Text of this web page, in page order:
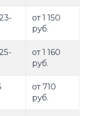
от 1 150
руб.
от 1 160
руб.
от 710
руб.